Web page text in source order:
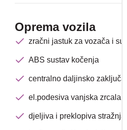
Oprema vozila
zračni jastuk za vozača i
ABS sustav kočenja
centralno daljinsko
el.podesiva vanjska zrcala
djeljiva i preklopiva stražnja
Nova